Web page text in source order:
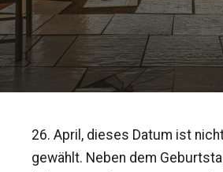
26. April, dieses Datum ist
gewählt. Neben dem